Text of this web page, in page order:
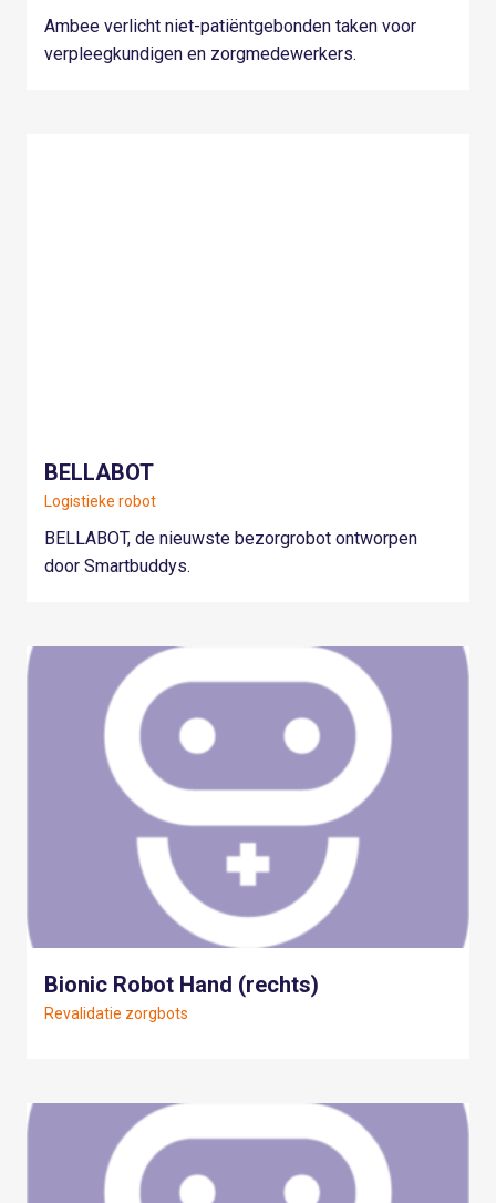
Ambee verlicht niet-patiëntgebonden taken voor
verpleegkundigen en zorgmedewerkers.
BELLABOT
Logistieke robot
BELLABOT, de nieuwste bezorgrobot ontworpen
door Smartbuddys.
Bionic Robot Hand (rechts)
Revalidatie zorgbots